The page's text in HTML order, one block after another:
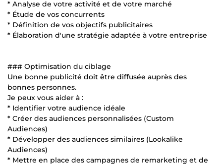
* Analyse de votre activité et de votre marché
* Étude de vos concurrents
* Définition de vos objectifs publicitaires
* Élaboration d'une stratégie adaptée à votre entreprise
### Optimisation du ciblage
Une bonne publicité doit être diffusée auprès des
bonnes personnes.
Je peux vous aider à :
* Identifier votre audience idéale
* Créer des audiences personnalisées (Custom
Audiences)
* Développer des audiences similaires (Lookalike
Audiences)
* Mettre en place des campagnes de remarketing et de